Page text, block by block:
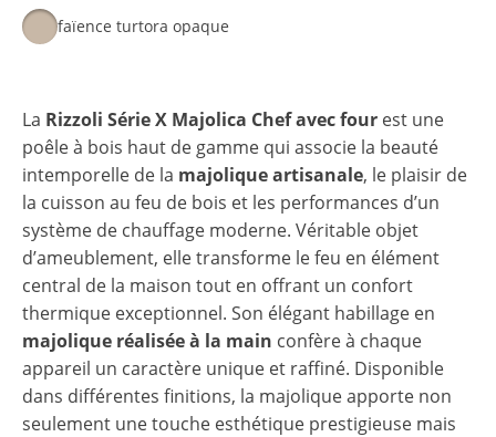
faïence turtora opaque
La Rizzoli Série X Majolica Chef avec four est une
poêle à bois haut de gamme qui associe la beauté
intemporelle de la majolique artisanale, le plaisir de
la cuisson au feu de bois et les performances d’un
système de chauffage moderne. Véritable objet
d’ameublement, elle transforme le feu en élément
central de la maison tout en offrant un confort
thermique exceptionnel. Son élégant habillage en
majolique réalisée à la main confère à chaque
appareil un caractère unique et raffiné. Disponible
dans différentes finitions, la majolique apporte non
seulement une touche esthétique prestigieuse mais